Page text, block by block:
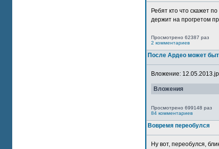
Ребят кто что скажет
держит на прогретом
Просмотрено 62387 раз
2 комментариев
После Ардео может
Вложение:
Вложения
Просмотрено 699148 раз
84 комментариев
Вовремя переобулся
Ну вот, переобулся,